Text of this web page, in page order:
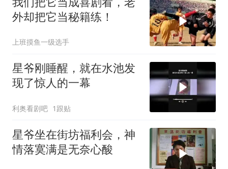
外却把它当秘籍练！
上班摸鱼一级选手
星爷刚睡醒，就在水池发
现了惊人的一幕
利奥看剧吧 1跟贴
星爷坐在街坊福利会，神
情落寞满是无奈心酸